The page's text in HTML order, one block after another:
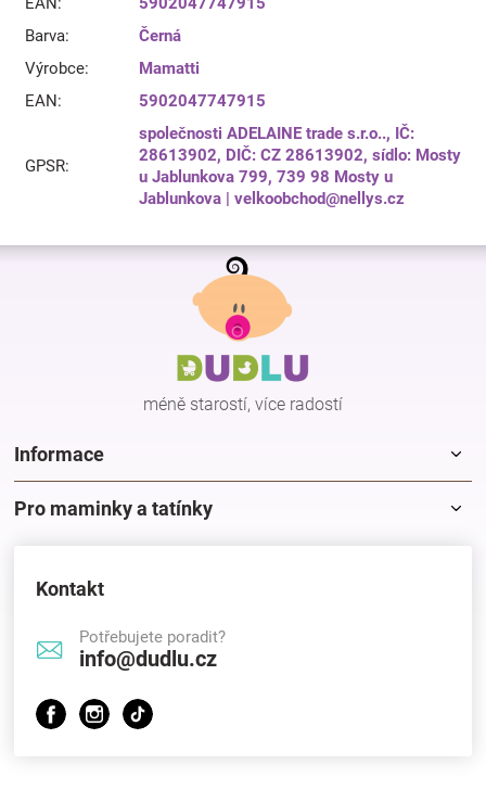
Barva:
Černá
Výrobce:
Mamatti
EAN: 5902047747915
GPSR:
společnosti ADELAINE trade s.r.o.., IČ:
28613902, DIČ: CZ 28613902, sídlo: Mosty
u Jablunkova 799, 739 98 Mosty u
Jablunkova | velkoobchod@nellys.cz
Z
méně starostí, více radostí
Informace
Pro maminky a tatínky
Kontakt
Potřebujete poradit?
info@dudlu.cz